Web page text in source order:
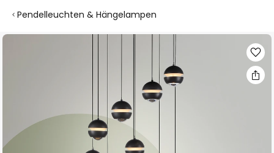
Pendelleuchten & Hängelampen
Zum